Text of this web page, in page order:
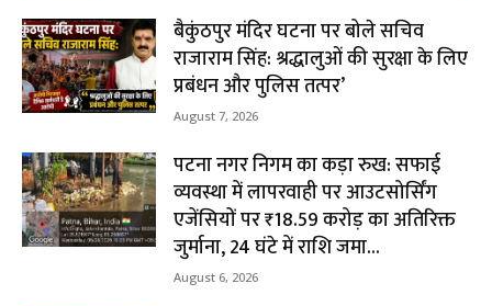
बैकुंठपुर मंदिर घटना पर बोले सचिव
राजाराम सिंह: श्रद्धालुओं की सुरक्षा के लिए
प्रबंधन और पुलिस तत्पर’
August 7, 2026
पटना नगर निगम का कड़ा रुख: सफाई
व्यवस्था में लापरवाही पर आउटसोर्सिंग
एजेंसियों पर ₹18.59 करोड़ का अतिरिक्त
जुर्माना, 24 घंटे में राशि जमा...
August 6, 2026